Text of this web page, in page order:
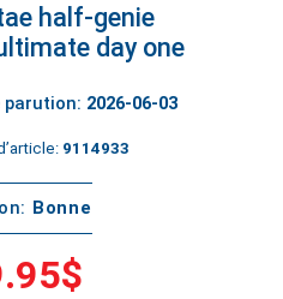
half-genie
day one
parution: 2026-06-03
9114933
Bonne